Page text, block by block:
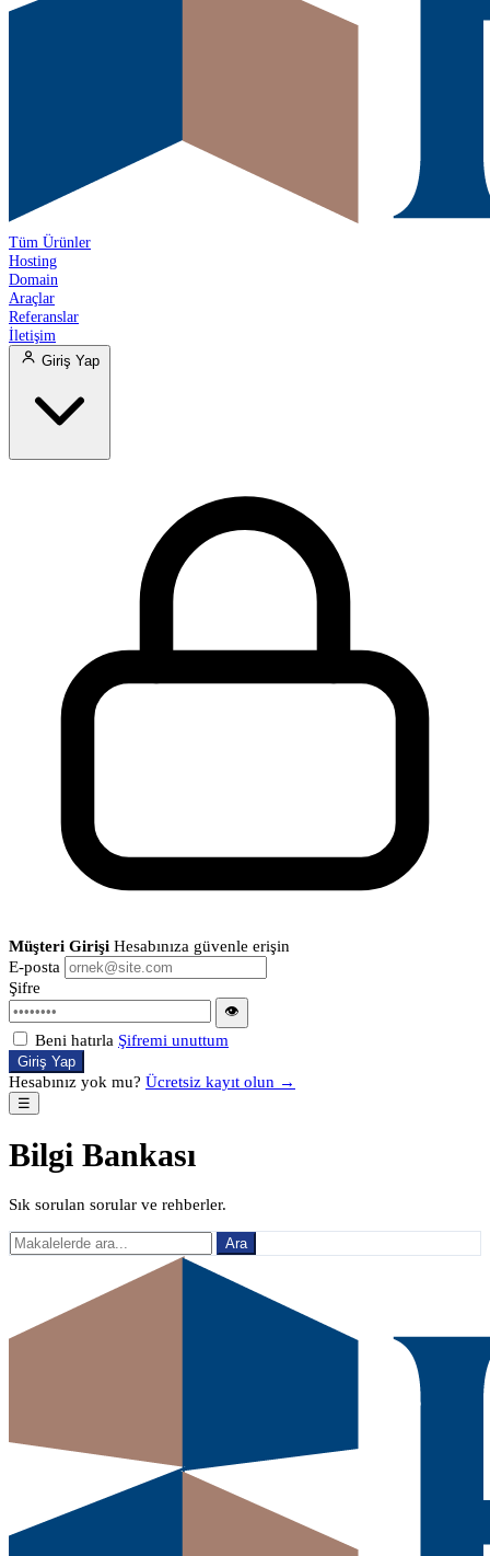
Tüm Ürünler
Hosting
Domain
Araçlar
Referanslar
İletişim
Giriş Yap
Müşteri Girişi Hesabınıza güvenle erişin
E-posta
Şifre
👁
Beni hatırla Şifremi unuttum
Giriş Yap
Hesabınız yok mu? Ücretsiz kayıt olun →
☰
Bilgi Bankası
Sık sorulan sorular ve rehberler.
Ara